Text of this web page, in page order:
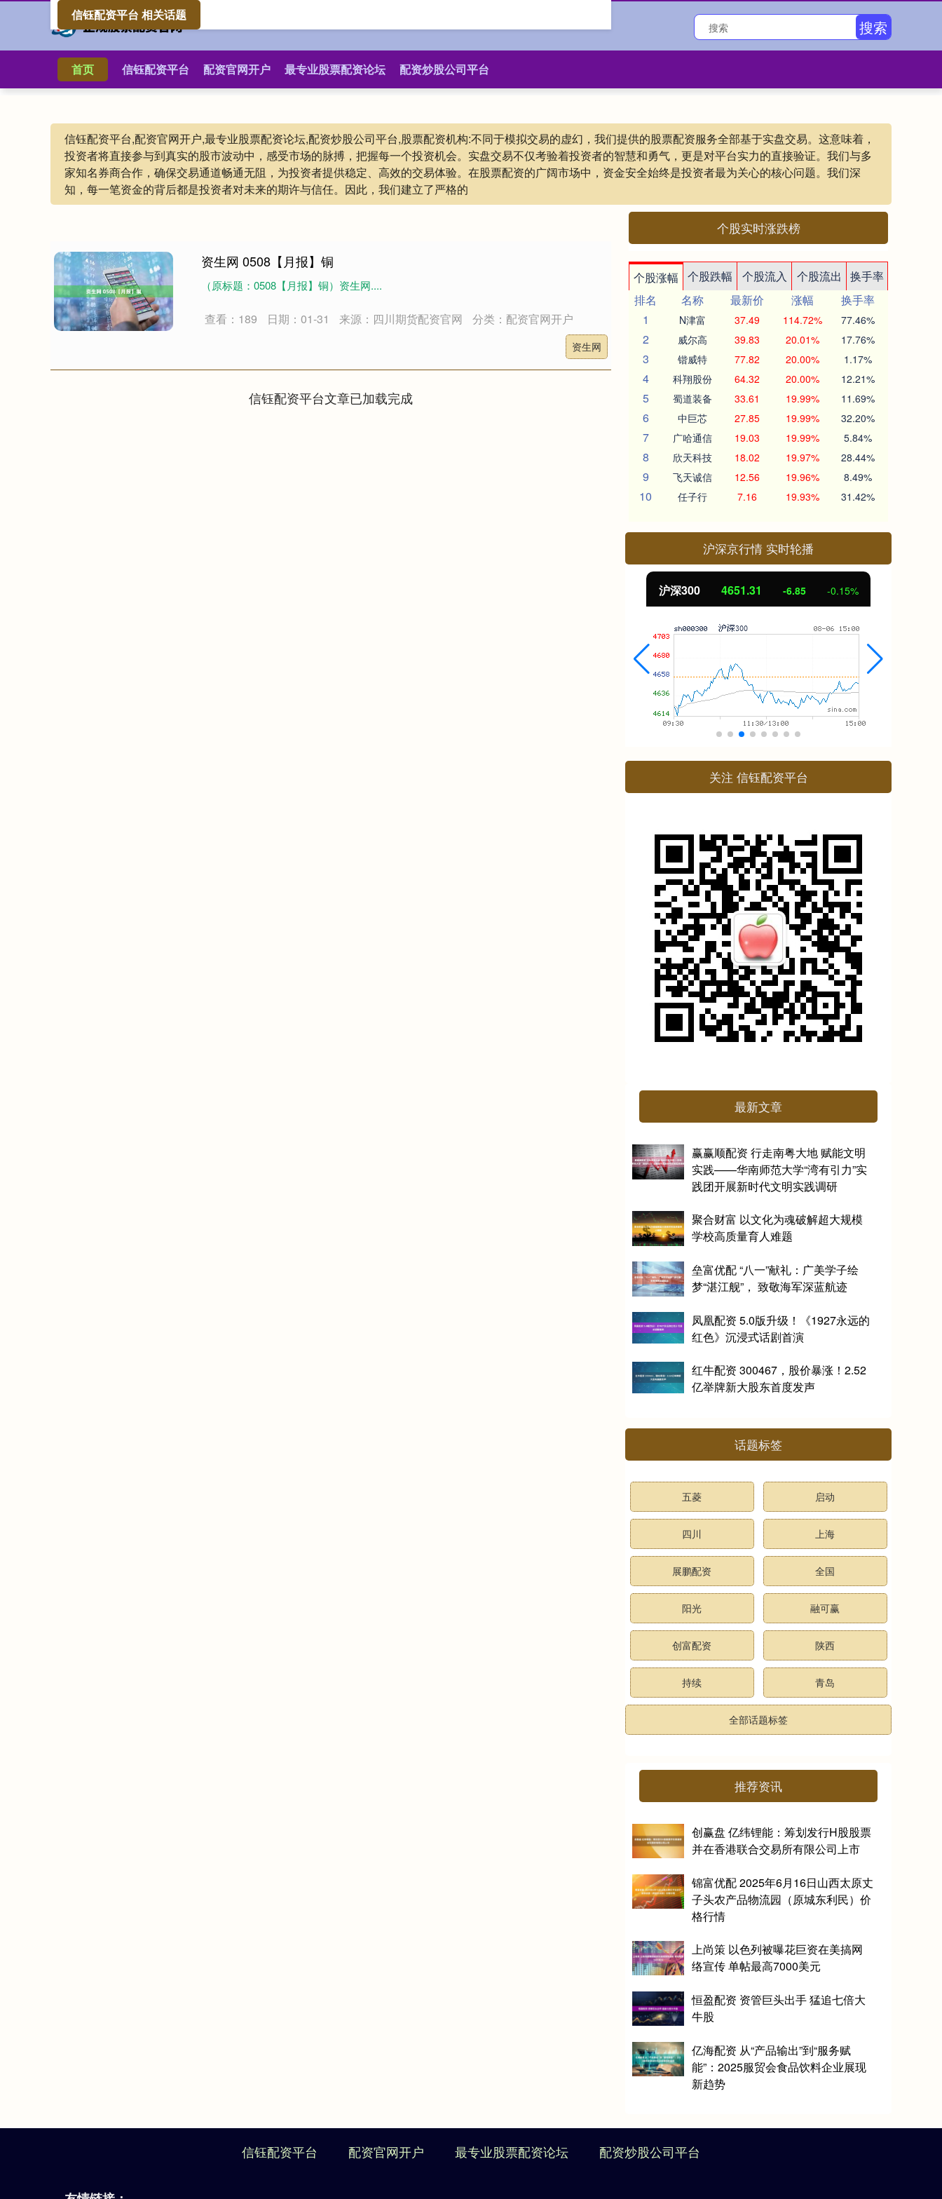
搜索
首页 信钰配资平台 配资官网开户 最专业股票配资论坛 配资炒股公司平台
信钰配资平台,配资官网开户,最专业股票配资论坛,配资炒股公司平台,股票配资机构:不同于模拟交易的虚幻，我们提供的股票配资服务全部基于实盘交易。这意味着，
投资者将直接参与到真实的股市波动中，感受市场的脉搏，把握每一个投资机会。实盘交易不仅考验着投资者的智慧和勇气，更是对平台实力的直接验证。我们与多
家知名券商合作，确保交易通道畅通无阻，为投资者提供稳定、高效的交易体验。在股票配资的广阔市场中，资金安全始终是投资者最为关心的核心问题。我们深
知，每一笔资金的背后都是投资者对未来的期许与信任。因此，我们建立了严格的
信钰配资平台 相关话题
资生网 0508【月报】铜
（原标题：0508【月报】铜）资生网....
查看：189 日期：01-31 来源：四川期货配资官网 分类：配资官网开户
资生网
信钰配资平台文章已加载完成
个股实时涨跌榜
个股涨幅 个股跌幅 个股流入 个股流出
换手率
排名
名称 最新价 涨幅
换手率
1
N津富 37.49 114.72% 77.46%
2 威尔高 39.83 20.01% 17.76%
3 锴威特 77.82 20.00% 1.17%
4 科翔股份 64.32 20.00% 12.21%
5 蜀道装备 33.61 19.99% 11.69%
6 中巨芯 27.85 19.99% 32.20%
7 广哈通信 19.03 19.99% 5.84%
8 欣天科技 18.02 19.97% 28.44%
9 飞天诚信 12.56 19.96% 8.49%
10 任子行 7.16 19.93% 31.42%
沪深京行情 实时轮播
4651.31 -6.85 -0.15%
关注 信钰配资平台
最新文章
赢赢顺配资 行走南粤大地 赋能文明
实践——华南师范大学“湾有引力”实
践团开展新时代文明实践调研
聚合财富 以文化为魂破解超大规模
学校高质量育人难题
垒富优配 “八一”献礼：广美学子绘
梦“湛江舰”， 致敬海军深蓝航迹
凤凰配资 5.0版升级！《1927永远的
红色》沉浸式话剧首演
红牛配资 300467，股价暴涨！2.52
亿举牌新大股东首度发声
话题标签
五菱 启动
四川 上海
展鹏配资 全国
阳光 融可赢
创富配资 陕西
持续 青岛
全部话题标签
推荐资讯
创赢盘 亿纬锂能：筹划发行H股股票
并在香港联合交易所有限公司上市
锦富优配 2025年6月16日山西太原丈
子头农产品物流园（原城东利民）价
格行情
上尚策 以色列被曝花巨资在美搞网
络宣传 单帖最高7000美元
恒盈配资 资管巨头出手 猛追七倍大
牛股
亿海配资 从“产品输出”到“服务赋
能”：2025服贸会食品饮料企业展现
新趋势
信钰配资平台 配资官网开户 最专业股票配资论坛 配资炒股公司平台